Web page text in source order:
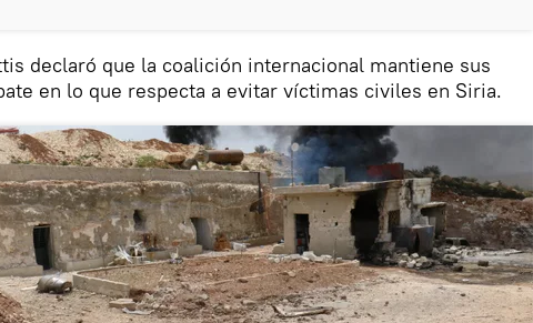
declaró que la coalición internacional mantiene sus
en lo que respecta a evitar víctimas civiles en Siria.